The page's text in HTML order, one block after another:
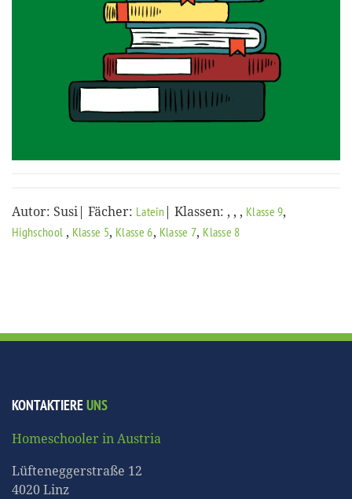
Autor: Susi| Fächer: Latein| Klassen: , , , Klasse 9,
Highschool , Klasse 5, Klasse 6, Klasse 7, Klasse 8
KONTAKTIEREUNS
Homeschooler in Austria
Lüfteneggerstraße 12
4020 Linz